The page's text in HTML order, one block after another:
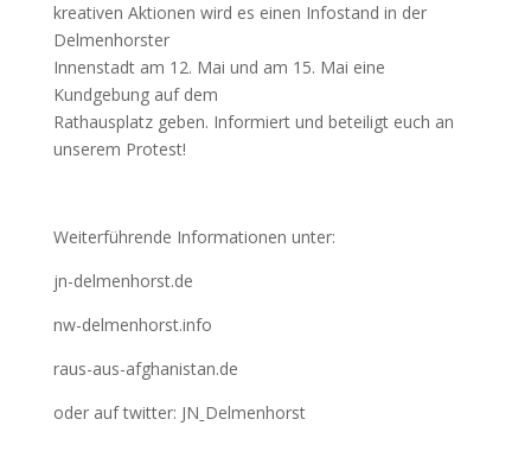
kreativen Aktionen wird es einen Infostand in der
Delmenhorster
Innenstadt am 12. Mai und am 15. Mai eine
Kundgebung auf dem
Rathausplatz geben. Informiert und beteiligt euch an
unserem Protest!
Weiterführende Informationen unter:
jn-delmenhorst.de
nw-delmenhorst.info
raus-aus-afghanistan.de
oder auf twitter: JNˍDelmenhorst